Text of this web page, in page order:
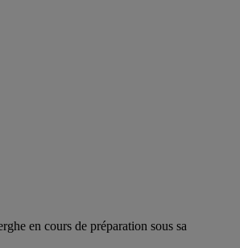
en cours de préparation sous sa